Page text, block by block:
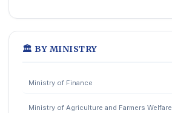
🏛️ BY MINISTRY
Ministry of Finance
Ministry of Agriculture and Farmers Welfare